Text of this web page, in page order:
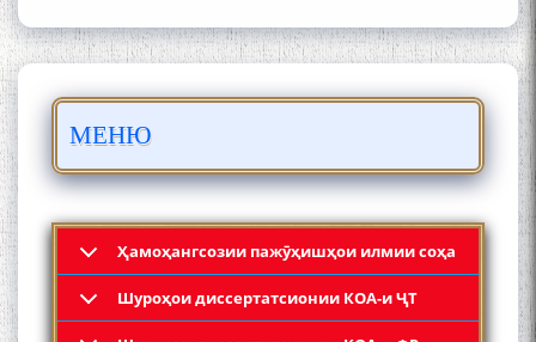
МЕНЮ
Ҳамоҳангсозии пажӯҳишҳои илмии соҳа
Шyроҳои диссертатсионии КОА-и ҶТ
БО 4 000 000 СОМОНӢ
МӮЪМИН ҚАНОАТ СОХТА
Кадамчо Худои Шарифзода